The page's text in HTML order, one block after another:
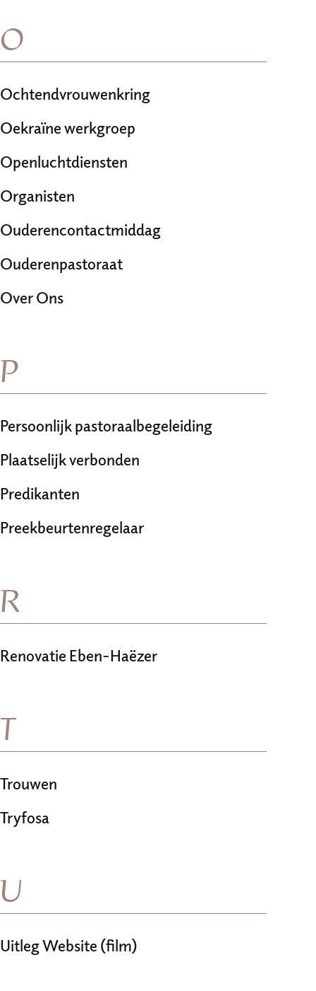
O
Ochtendvrouwenkring
Oekraïne werkgroep
Openluchtdiensten
Organisten
Ouderencontactmiddag
Ouderenpastoraat
Over Ons
P
Persoonlijk pastoraalbegeleiding
Plaatselijk verbonden
Predikanten
Preekbeurtenregelaar
R
Renovatie Eben-Haëzer
T
Trouwen
Tryfosa
U
Uitleg Website (film)